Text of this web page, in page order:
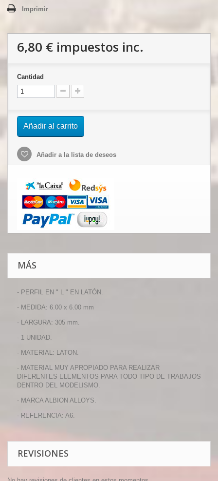
Imprimir
6,80 € impuestos inc.
Cantidad
Añadir al carrito
Añadir a la lista de deseos
MÁS
- PERFIL EN " L " EN LATÓN.
- MEDIDA: 6.00 x 6.00 mm
- LARGURA: 305 mm.
- 1 UNIDAD.
- MATERIAL: LATON.
- MATERIAL MUY APROPIADO PARA REALIZAR
DIFERENTES ELEMENTOS PARA TODO TIPO DE TRABAJOS
DENTRO DEL MODELISMO.
- MARCA ALBION ALLOYS.
- REFERENCIA: A6.
REVISIONES